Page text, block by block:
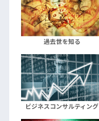
過去世を知る
ビジネスコンサルティング